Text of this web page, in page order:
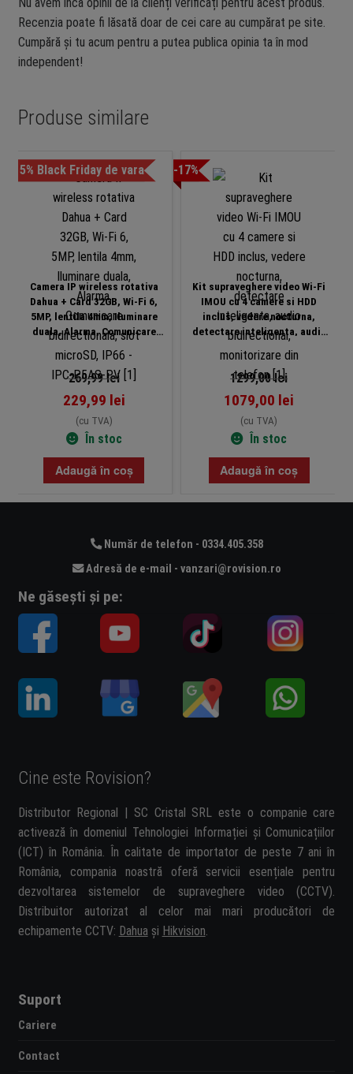
Nu avem încă opinii de la clienți verificați pentru acest produs.
Recenzia poate fi lăsată doar de cei care au cumpărat pe site.
Cumpără și tu acum pentru a putea publica opinia ta în mod
independent!
Produse similare
-15% Black Friday de vara
Camera IP wireless rotativa
Dahua + Card 32GB, Wi-Fi 6,
5MP, lentila 4mm, Iluminare
duala, Alarma, Comunicare
IP66 – IPC-P5AS-PV
269,99lei
229,99 lei
(cu TVA)
În stoc
Adaugă în coș
-17%
Kit supraveghere video Wi-Fi
IMOU cu 4 camere si HDD
inclus, vedere nocturna,
detectare inteligenta, audio
telefon
1299,00lei
1079,00 lei
(cu TVA)
În stoc
Adaugă în coș
Număr de telefon - 0334.405.358
Adresă de e-mail - vanzari@rovision.ro
Ne găsești și pe:
Cine este Rovision?
Distributor Regional | SC Cristal SRL este o companie care
activează în domeniul Tehnologiei Informației și Comunicațiilor
(ICT) în România. În calitate de importator de peste 7 ani în
România, compania noastră oferă servicii esențiale pentru
dezvoltarea sistemelor de supraveghere video (CCTV).
Distribuitor autorizat al celor mai mari producători de
echipamente CCTV: Dahua și Hikvision
Suport
Cariere
Contact